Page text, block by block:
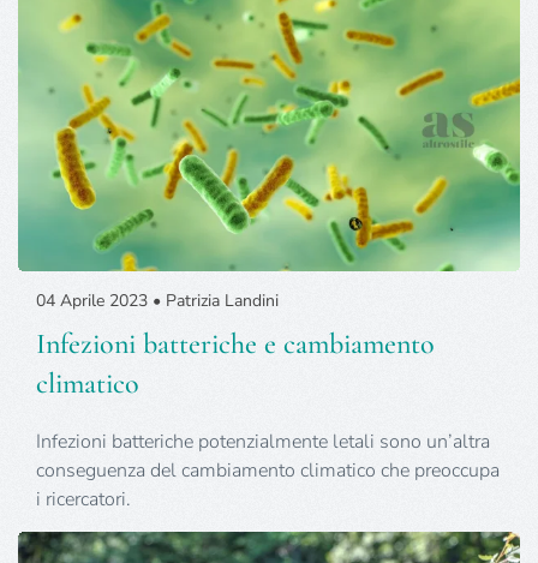
04 Aprile 2023 • Patrizia Landini
Infezioni batteriche e cambiamento
climatico
Infezioni batteriche potenzialmente letali sono un’altra
conseguenza del cambiamento climatico che preoccupa
i ricercatori.